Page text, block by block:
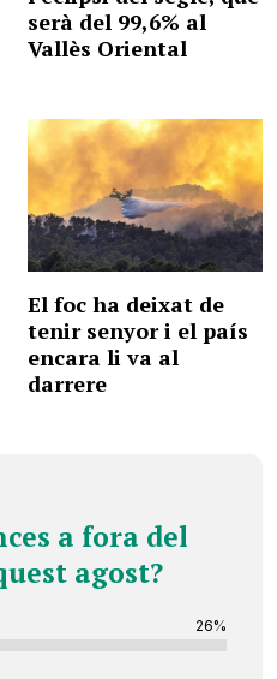
serà del 99,6% al
Vallès Oriental
El foc ha deixat de
tenir senyor i el país
encara li va al
darrere
a fora del
agost?
26%